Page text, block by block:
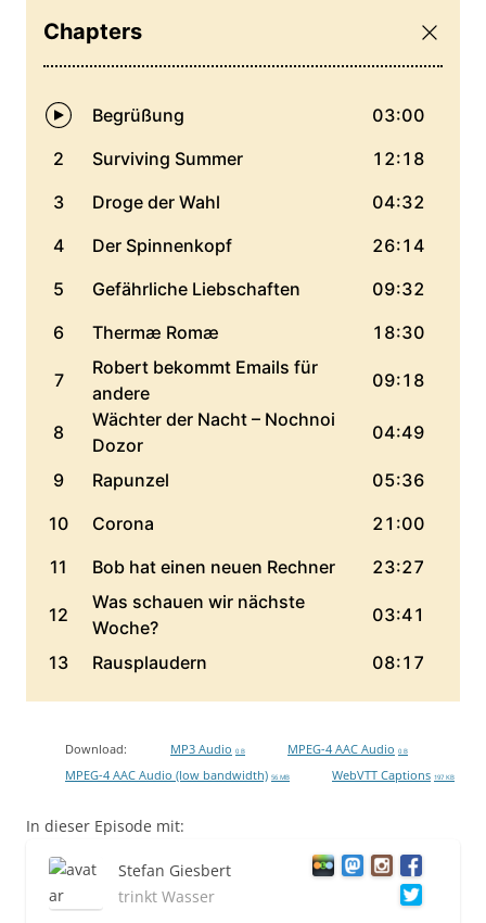
Download: MP3 Audio 0 B MPEG-4 AAC Audio 0 B
MPEG-4 AAC Audio (low bandwidth) 56 MB WebVTT Captions 197 KB
In dieser Episode mit:
Stefan Giesbert
trinkt Wasser